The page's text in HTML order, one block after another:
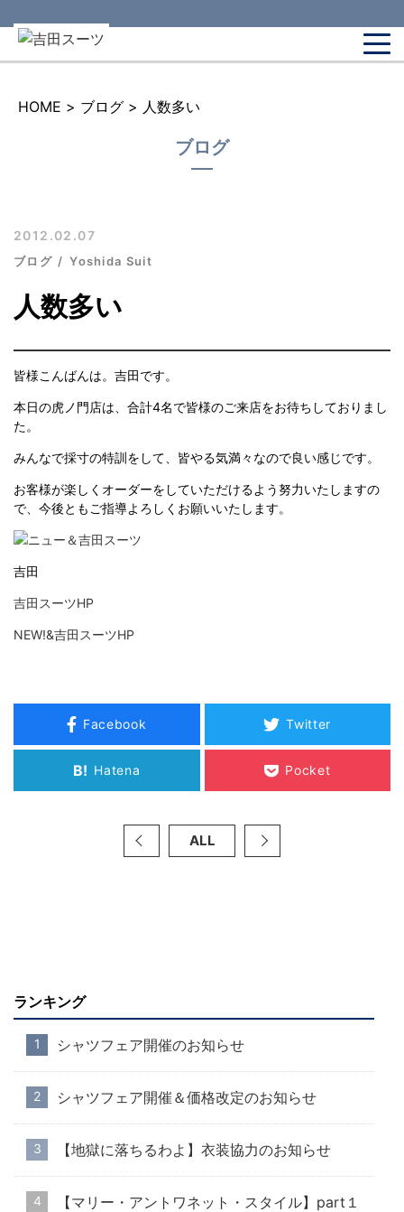
HOME > ブログ > 人数多い
ブログ
2012.02.07
ブログ Yoshida Suit
人数多い
皆様こんばんは。吉田です。
本日の虎ノ門店は、合計4名で皆様のご来店をお待ちしておりまし
た。
みんなで採寸の特訓をして、皆やる気満々なので良い感じです。
お客様が楽しくオーダーをしていただけるよう努力いたしますの
で、今後ともご指導よろしくお願いいたします。
吉田
吉田スーツHP
NEW!&吉田スーツHP
Facebook Twitter
B! Hatena Pocket
ALL
ランキング
シャツフェア開催のお知らせ
シャツフェア開催＆価格改定のお知らせ
【地獄に落ちるわよ】衣装協力のお知らせ
【マリー・アントワネット・スタイル】part１